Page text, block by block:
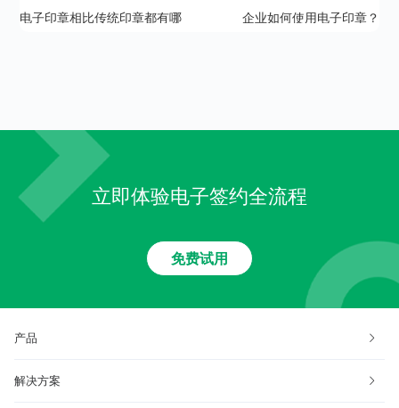
电子印章相比传统印章都有哪
企业如何使用电子印章？
立即体验电子签约全流程
免费试用
产品
解决方案